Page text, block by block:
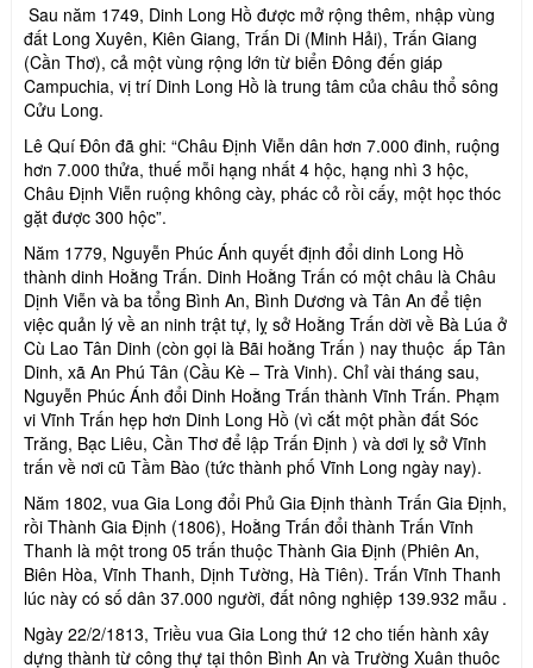
Sau năm 1749, Dinh Long Hồ được mở rộng thêm, nhập vùng
đất Long Xuyên, Kiên Giang, Trấn Di (Minh Hải), Trấn Giang
(Cần Thơ), cả một vùng rộng lớn từ biển Đông đến giáp
Campuchia, vị trí Dinh Long Hồ là trung tâm của châu thổ sông
Cửu Long.
Lê Quí Đôn đã ghi: “Châu Định Viễn dân hơn 7.000 đinh, ruộng
hơn 7.000 thửa, thuế mỗi hạng nhất 4 hộc, hạng nhì 3 hộc,
Châu Định Viễn ruộng không cày, phác cỏ rồi cấy, một học thóc
gặt được 300 hộc”.
Năm 1779, Nguyễn Phúc Ánh quyết định đổi dinh Long Hồ
thành dinh Hoằng Trấn. Dinh Hoằng Trấn có một châu là Châu
Dịnh Viễn và ba tổng Bình An, Bình Dương và Tân An để tiện
việc quản lý về an ninh trật tự, lỵ sở Hoằng Trấn dời về Bà Lúa ở
Cù Lao Tân Dinh (còn gọi là Bãi hoằng Trấn ) nay thuộc ấp Tân
Dinh, xã An Phú Tân (Cầu Kè – Trà Vinh). Chỉ vài tháng sau,
Nguyễn Phúc Ánh đổi Dinh Hoằng Trấn thành Vĩnh Trấn. Phạm
vi Vĩnh Trấn hẹp hơn Dinh Long Hồ (vì cắt một phần đất Sóc
Trăng, Bạc Liêu, Cần Thơ để lập Trấn Định ) và dơi lỵ sở Vĩnh
trấn về nơi cũ Tầm Bào (tức thành phố Vĩnh Long ngày nay).
Năm 1802, vua Gia Long đổi Phủ Gia Định thành Trấn Gia Định,
rồi Thành Gia Định (1806), Hoằng Trấn đổi thành Trấn Vĩnh
Thanh là một trong 05 trấn thuộc Thành Gia Định (Phiên An,
Biên Hòa, Vĩnh Thanh, Dịnh Tường, Hà Tiên). Trấn Vĩnh Thanh
lúc này có số dân 37.000 người, đất nông nghiệp 139.932 mẫu .
Ngày 22/2/1813, Triều vua Gia Long thứ 12 cho tiến hành xây
dựng thành từ công thự tại thôn Bình An và Trường Xuân thuôc